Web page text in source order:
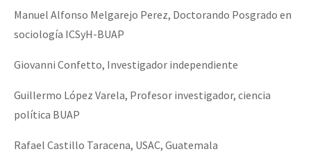
Manuel Alfonso Melgarejo Perez, Doctorando Posgrado en
sociología ICSyH-BUAP
Giovanni Confetto, Investigador independiente
Guillermo López Varela, Profesor investigador, ciencia
política BUAP
Rafael Castillo Taracena, USAC, Guatemala